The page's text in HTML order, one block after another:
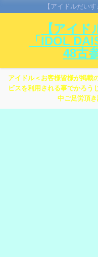
【アイドルだい
【アイド
「IDOL
48古
アイドル＜お客様皆様が掲載
ビスを利用される事でかろう
中ご足労頂き